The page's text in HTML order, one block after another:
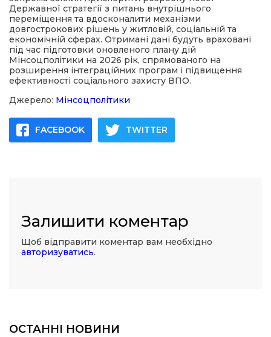
Державної стратегії з питань внутрішнього
переміщення та вдосконалити механізми
довгострокових рішень у житловій, соціальній та
економічній сферах. Отримані дані будуть враховані
під час підготовки оновленого плану дій
Мінсоцполітики на 2026 рік, спрямованого на
розширення інтеграційних програм і підвищення
ефективності соціального захисту ВПО.
Джерело: Мінсоцполітики
FACEBOOK TWITTER
Залишити коментар
Щоб відправити коментар вам необхідно
авторизуватись.
ОСТАННІ НОВИНИ